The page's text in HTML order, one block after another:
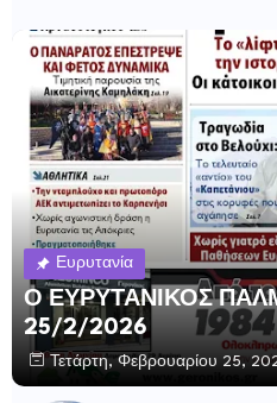
Ευρυτανία
Ο ΕΥΡΥΤΑΝΙΚΟΣ
25/2/2026
Τετάρτη, Φεβρουαρίου 25,